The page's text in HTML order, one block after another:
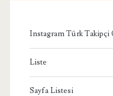
Instagram Türk Takipçi
Liste
Sayfa Listesi